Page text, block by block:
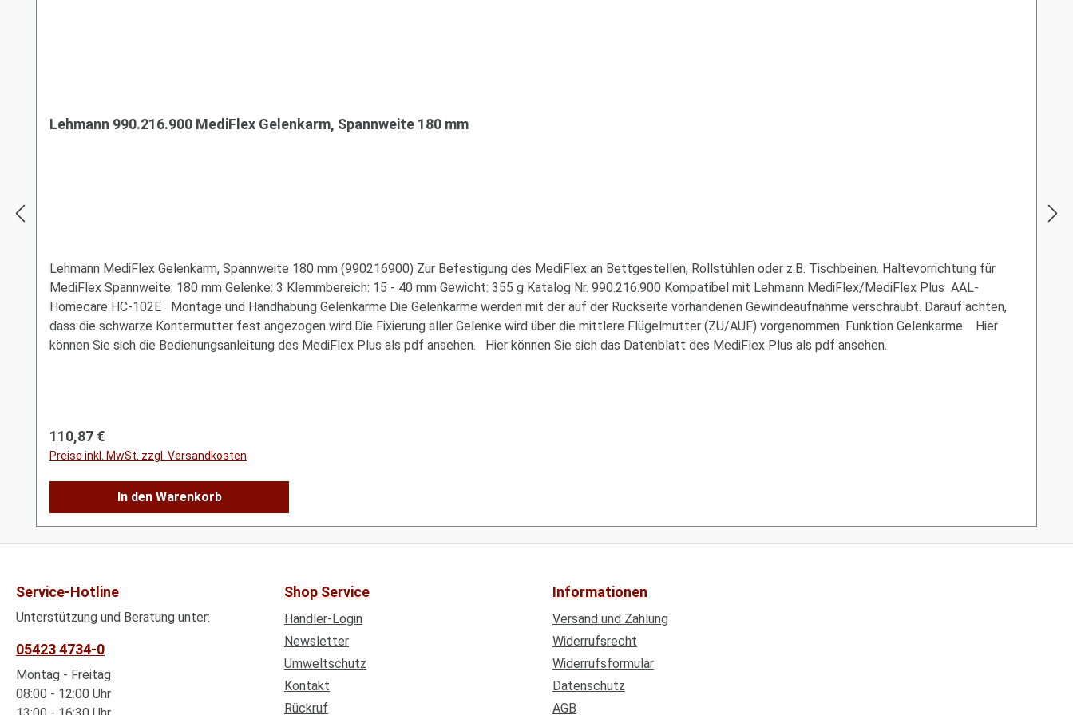
Lehmann 990.216.900 MediFlex Gelenkarm, Spannweite 180 mm
Lehmann MediFlex Gelenkarm, Spannweite 180 mm (990216900) Zur Befestigung des MediFlex an Bettgestellen, Rollstühlen oder z.B. Tischbeinen. Haltevorrichtung für
MediFlex Spannweite: 180 mm Gelenke: 3 Klemmbereich: 15 - 40 mm Gewicht: 355 g Katalog Nr. 990.216.900 Kompatibel mit Lehmann MediFlex/MediFlex Plus AAL-
Homecare HC-102E Montage und Handhabung Gelenkarme Die Gelenkarme werden mit der auf der Rückseite vorhandenen Gewindeaufnahme verschraubt. Darauf achten,
dass die schwarze Kontermutter fest angezogen wird.Die Fixierung aller Gelenke wird über die mittlere Flügelmutter (ZU/AUF) vorgenommen. Funktion Gelenkarme Hier
können Sie sich die Bedienungsanleitung des MediFlex Plus als pdf ansehen. Hier können Sie sich das Datenblatt des MediFlex Plus als pdf ansehen.
Regulärer Preis:
110,87 €
Preise inkl. MwSt. zzgl. Versandkosten
In den Warenkorb
Service-Hotline
Unterstützung und Beratung unter:
05423 4734-0
Montag - Freitag
08:00 - 12:00 Uhr
Shop Service
Händler-Login
Newsletter
Umweltschutz
Kontakt
Rückruf
Informationen
Versand und Zahlung
Widerrufsrecht
Widerrufsformular
Datenschutz
AGB